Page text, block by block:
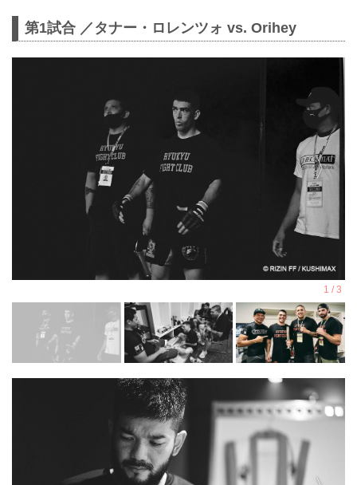
第1試合 ／タナー・ロレンツォ vs. Orihey